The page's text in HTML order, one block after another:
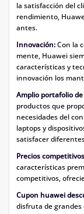
la satisfacción del
rendimiento,
antes.
Innovación:Con la
mente, Huawei
características y
innovación los
Amplio portafolio
productos que
necesidades del
laptops y
satisfacer
Precios
características
competitivos,
Cupon huawei
disfruta de grandes